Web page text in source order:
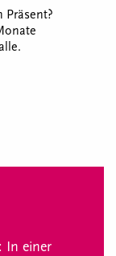
Präsent?
In einer